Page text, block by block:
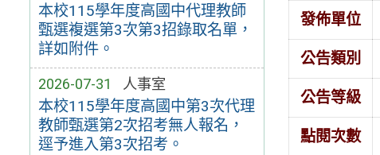
本校115學年度高國中代理教師
甄選複選第3次第3招錄取名單，
詳如附件。
2026-07-31 人事室
本校115學年度高國中第3次代理
教師甄選第2次招考無人報名，
逕予進入第3次招考。
發佈單位
公告類別
公告等級
點閱次數